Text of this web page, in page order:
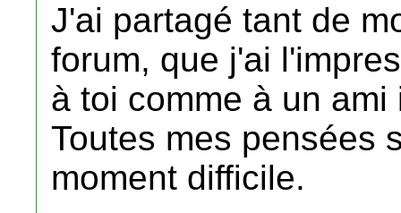
J'ai partagé tant de
forum, que j'ai
à toi comme à un ami
Toutes mes pensées
moment difficile.